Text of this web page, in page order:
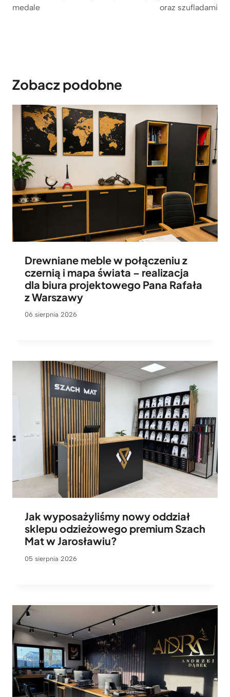
medale
oraz szufladami
Zobacz podobne
Drewniane meble w połączeniu z
czernią i mapa świata – realizacja
dla biura projektowego Pana Rafała
z Warszawy
06 sierpnia 2026
Jak wyposażyliśmy nowy oddział
sklepu odzieżowego premium Szach
Mat w Jarosławiu?
05 sierpnia 2026